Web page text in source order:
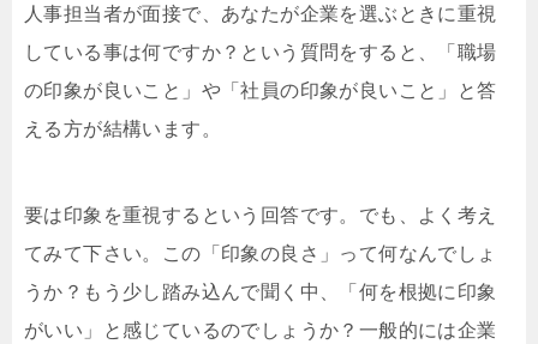
人事担当者が面接で、あなたが企業を選ぶときに重視
している事は何ですか？という質問をすると、「職場
の印象が良いこと」や「社員の印象が良いこと」と答
える方が結構います。
要は印象を重視するという回答です。でも、よく考え
てみて下さい。この「印象の良さ」って何なんでしょ
うか？もう少し踏み込んで聞く中、「何を根拠に印象
がいい」と感じているのでしょうか？一般的には企業